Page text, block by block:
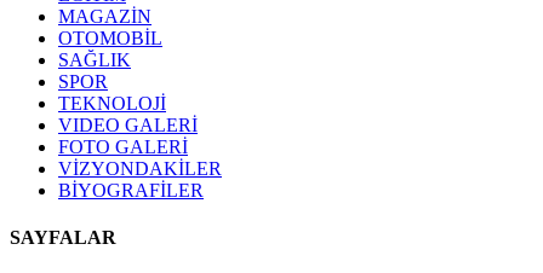
MAGAZİN
OTOMOBİL
SAĞLIK
SPOR
TEKNOLOJİ
VIDEO GALERİ
FOTO GALERİ
VİZYONDAKİLER
BİYOGRAFİLER
SAYFALAR